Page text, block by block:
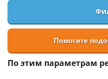
Помогите
По этим параметрам